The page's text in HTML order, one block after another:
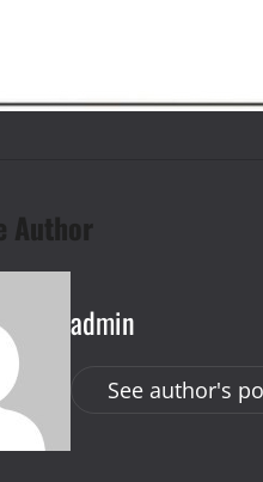
Author
admin
See author's